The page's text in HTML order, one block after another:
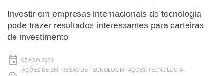
Investir em empresas internacionais de tecnologia
pode trazer resultados interessantes para carteiras
de investimento
07 AGO 2024
AÇÕES DE EMPRESAS DE TECNOLOGIA, AÇÕES TECNOLOGIA,